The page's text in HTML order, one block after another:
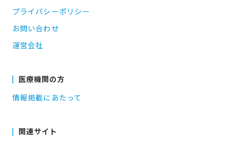
プライバシーポリシー
お問い合わせ
運営会社
医療機関の方
情報掲載にあたって
関連サイト